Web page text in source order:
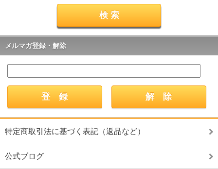
メルマガ登録・解除
特定商取引法に基づく表記（返品など）
公式ブログ